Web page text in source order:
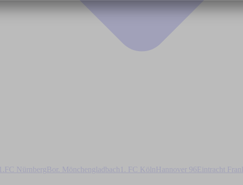
1.FC Nürnberg Bor. Mönchengladbach 1. FC Köln Hannover 96Eintracht